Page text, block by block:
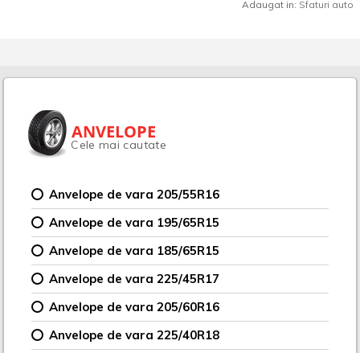
Adaugat in: Sfaturi auto
ANVELOPE
Cele mai cautate
Anvelope de vara 205/55R16
Anvelope de vara 195/65R15
Anvelope de vara 185/65R15
Anvelope de vara 225/45R17
Anvelope de vara 205/60R16
Anvelope de vara 225/40R18